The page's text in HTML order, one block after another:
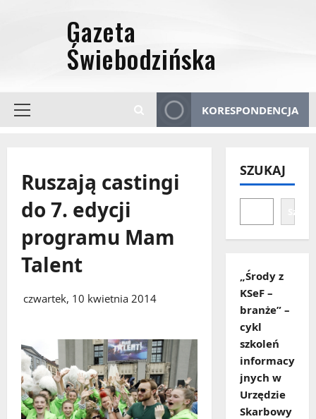
Menu
KORESPONDENCJA
Ruszają castingi
do 7. edycji
programu Mam
Talent
czwartek, 10 kwietnia 2014
SZUKAJ
„Środy z
KSeF –
branże” –
cykl
szkoleń
informacy
jnych w
Urzędzie
Skarbowy